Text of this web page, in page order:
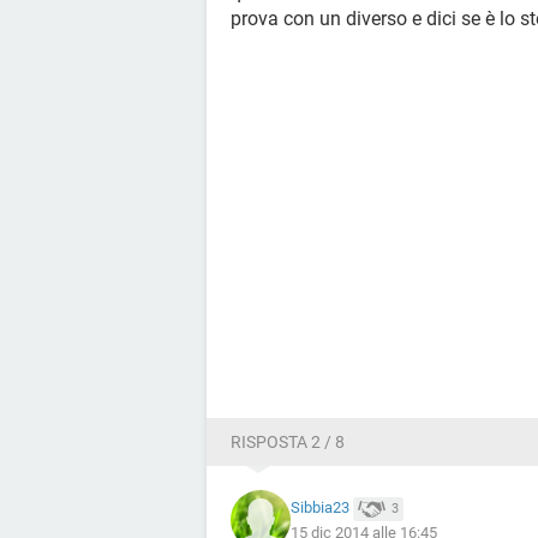
prova con un diverso e dici se è lo
RISPOSTA 2 / 8
Sibbia23 3
15 dic 2014 alle 16:45